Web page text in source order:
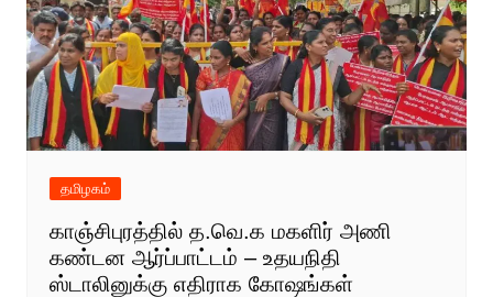
தமிழகம்
காஞ்சிபுரத்தில் த.வெ.க மகளிர் அணி
கண்டன ஆர்ப்பாட்டம் – உதயநிதி
ஸ்டாலினுக்கு எதிராக கோஷங்கள்